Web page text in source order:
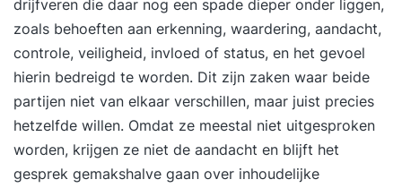
drijfveren die daar nog een spade dieper onder liggen,
zoals behoeften aan erkenning, waardering, aandacht,
controle, veiligheid, invloed of status, en het gevoel
hierin bedreigd te worden. Dit zijn zaken waar beide
partijen niet van elkaar verschillen, maar juist precies
hetzelfde willen. Omdat ze meestal niet uitgesproken
worden, krijgen ze niet de aandacht en blijft het
gesprek gemakshalve gaan over inhoudelijke